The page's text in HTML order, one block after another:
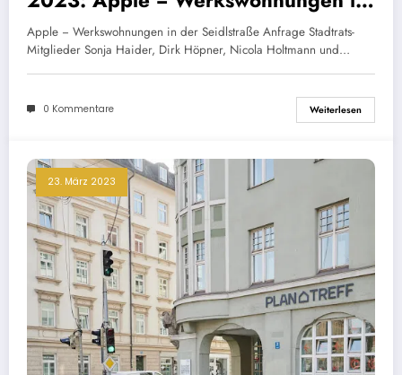
der Seidlstraße
Apple − Werkswohnungen in der Seidlstraße Anfrage Stadtrats-
Mitglieder Sonja Haider, Dirk Höpner, Nicola Holtmann und…
0 Kommentare Weiterlesen
23. März 2023